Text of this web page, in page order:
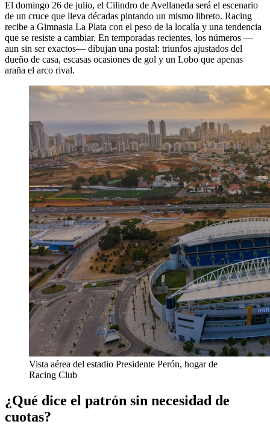
El domingo 26 de julio, el Cilindro de Avellaneda será el escenario
de un cruce que lleva décadas pintando un mismo libreto. Racing
recibe a Gimnasia La Plata con el peso de la localía y una tendencia
que se resiste a cambiar. En temporadas recientes, los números —
aun sin ser exactos— dibujan una postal: triunfos ajustados del
dueño de casa, escasas ocasiones de gol y un Lobo que apenas
araña el arco rival.
Vista aérea del estadio Presidente Perón, hogar de
Racing Club
¿Qué dice el patrón sin necesidad de
cuotas?